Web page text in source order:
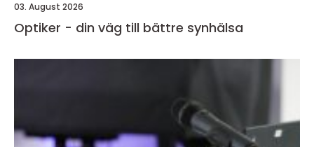
03. August 2026
Optiker - din väg till bättre synhälsa